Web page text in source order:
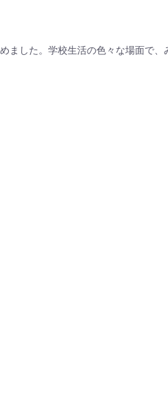
ました。学校生活の色々な場面で、